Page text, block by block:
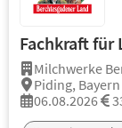
Fachkraft
Milchwerke
Piding,
06.08.2026